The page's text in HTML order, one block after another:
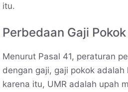
itu.
Perbedaan Gaji
Menurut Pasal 41, peraturan
dengan gaji, gaji pokok adalah
karena itu, UMR adalah upah